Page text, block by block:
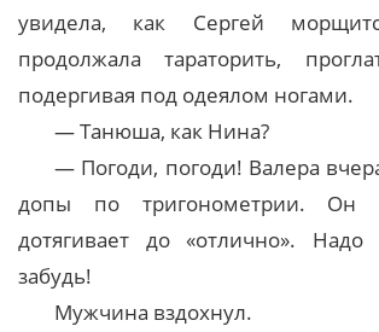
увидела, как Сергей
продолжала тараторить,
подергивая под одеялом ногами.
— Танюша, как Нина?
— Погоди, погоди! Валера
допы по тригонометрии. Он
дотягивает до «отлично».
забудь!
Мужчина вздохнул.